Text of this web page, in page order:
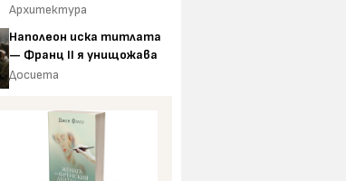
Архитектура
Наполеон иска титлата
— Франц II я унищожава
Досиета